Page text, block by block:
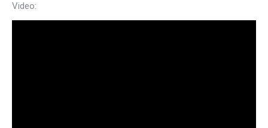
Video: